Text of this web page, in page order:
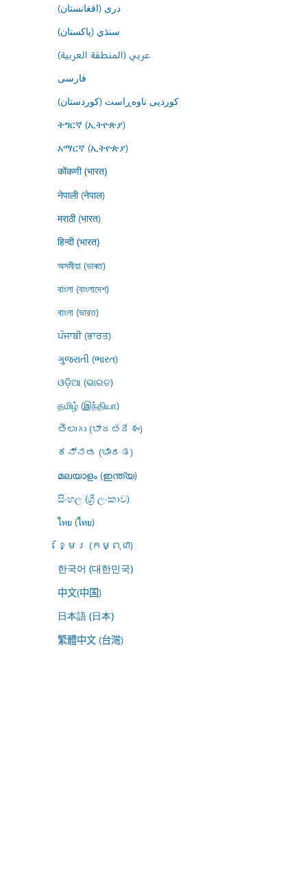
درى (افغانستان)
سنڌي (پاکستان)
عربي (المنطقة العربية)
فارسى
کوردیی ناوەڕاست (کوردستان)
ትግርኛ (ኢትዮጵያ)
አማርኛ (ኢትዮጵያ)
कोंकणी (भारत)
नेपाली (नेपाल)
मराठी (भारत)
हिन्दी (भारत)
অসমীয়া (ভাৰত)
বাংলা (বাংলাদেশ)
বাংলা (ভারত)
ਪੰਜਾਬੀ (ਭਾਰਤ)
ગુજરાતી (ભારત)
ଓଡ଼ିଆ (ଭାରତ)
தமிழ் (இந்தியா)
తెలుగు (భారతదేశం)
ಕನ್ನಡ (ಭಾರತ)
മലയാളം (ഇന്ത്യ)
සිංහල (ශ්‍රී ලංකාව)
ไทย (ไทย)
ខ្មែរ (កម្ពុជា)
한국어 (대한민국)
中文(中国)
日本語 (日本)
繁體中文 (台灣)